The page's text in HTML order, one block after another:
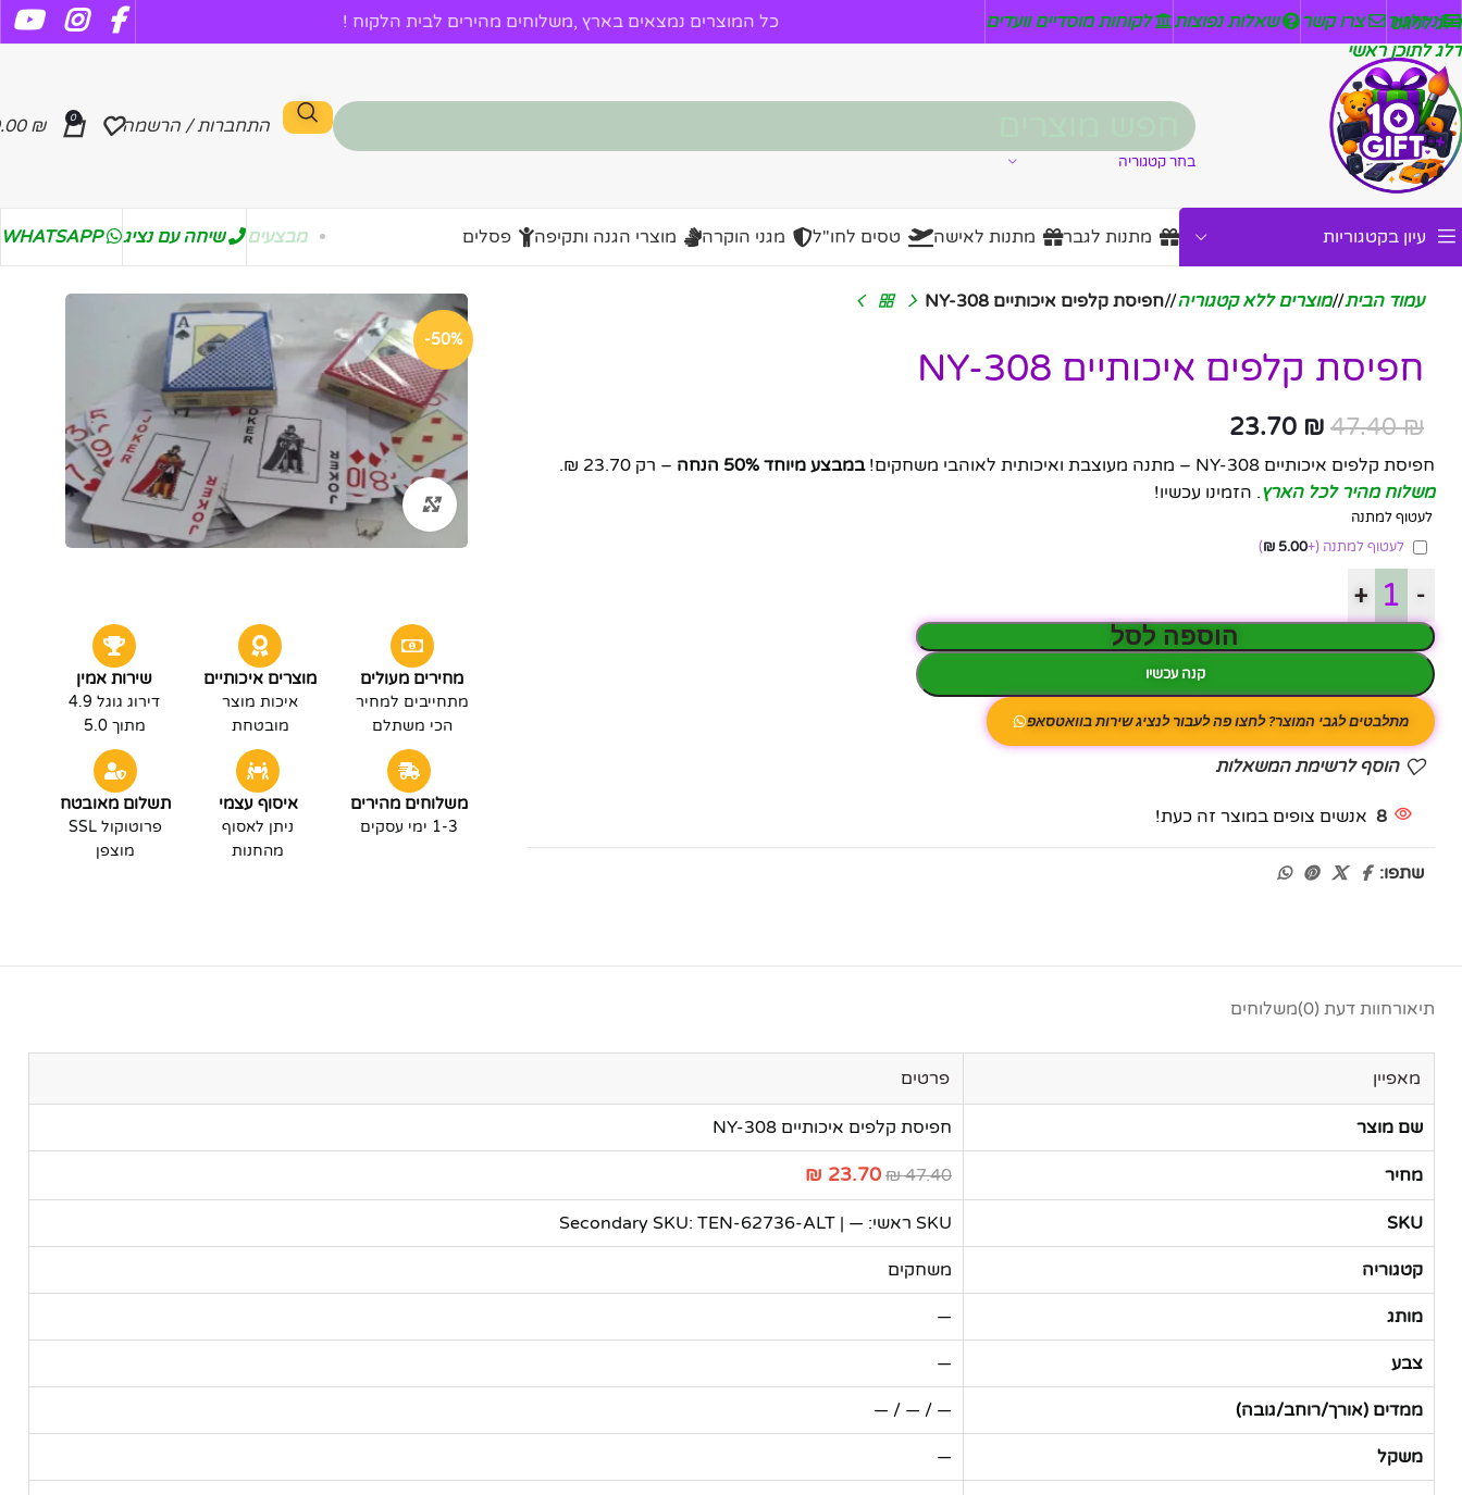
דלג לניווט
דלג לתוכן ראשי
ניזלטר צרו קשר שאלות נפוצות לקוחות מוסדיים וועדים כל המוצרים נמצאים בארץ ,משלוחים מהירים לבית הלקוח !
בחר קטגוריה
התחברות / הרשמה 0
₪
עיון בקטגוריות מתנות לגבר מתנות לאישה טסים לחו"ל מגני הוקרה מוצרי הגנה ותקיפה פסלים מבצעים שיחה עם נציג WHATSAPP
-50%
לחץ להגדלה
מחירים מעולים
מתחייבים למחיר
הכי משתלם
מוצרים איכותיים
איכות מוצר
מובטחת
שירות אמין
דירוג גוגל 4.9
מתוך 5.0
משלוחים מהירים
1-3 ימי עסקים
איסוף עצמי
ניתן לאסוף
מהחנות
תשלום מאובטח
פרוטוקול SSL
מוצפן
עמוד הבית/ מוצרים ללא קטגוריה/ חפיסת קלפים איכותיים NY-308
חפיסת קלפים איכותיים NY-308
47.40₪
23.70 ₪
חפיסת קלפים איכותיים NY-308 – מתנה מעוצבת ואיכותית לאוהבי משחקים! במבצע מיוחד 50% הנחה
– רק 23.70 ₪.
משלוח מהיר לכל הארץ. הזמינו עכשיו!
לעטוף למתנה
לעטוף למתנה(+
5.00
₪
)
-
+
הוספה לסל
קנה עכשיו
מתלבטים לגבי המוצר? לחצו פה לעבור לנציג שירות בוואטסאפ
הוסף לרשימת המשאלות
8 אנשים צופים במוצר זה כעת!
שתפו:
תיאורחוות דעת (0) משלוחים
מאפיין פרטים
שם מוצר חפיסת קלפים איכותיים NY-308
מחיר 47.40 ₪
23.70 ₪
SKU SKU ראשי: — | Secondary SKU: TEN-62736-ALT
קטגוריה משחקים
מותג —
צבע —
ממדים (אורך/רוחב/גובה) — / — / —
משקל —